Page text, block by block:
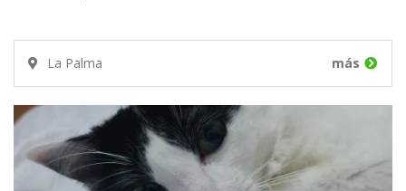
La Palma más